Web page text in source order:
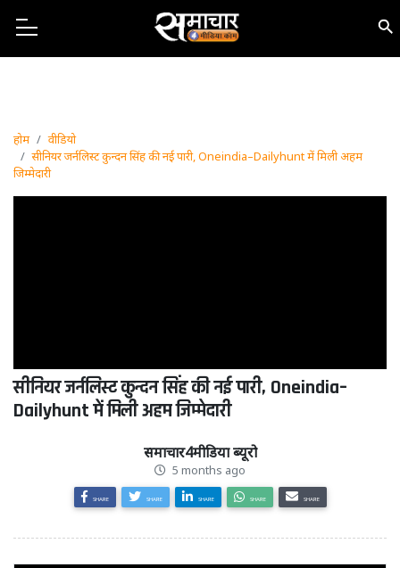
होम
वीडियो
सीनियर जर्नलिस्ट कुन्दन सिंह की नई पारी, Oneindia–Dailyhunt में मिली अहम
जिम्मेदारी
सीनियर जर्नलिस्ट कुन्दन सिंह की नई पारी, Oneindia–
Dailyhunt में मिली अहम जिम्मेदारी
समाचार4मीडिया ब्यूरो
5 months ago
SHARE SHARE SHARE SHARE SHARE